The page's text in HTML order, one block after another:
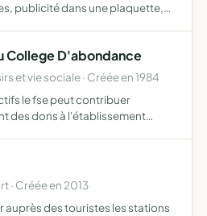
publicité dans une plaquette,
College D'abondance
et vie sociale · Créée en 1984
le fse peut contribuer
des dons à l'établissement
· Créée en 2013
auprès des touristes les stations